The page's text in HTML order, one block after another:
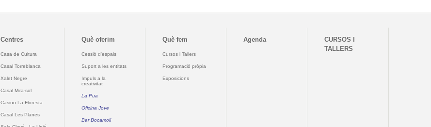
Centres
Casa de Cultura
Casal Torreblanca
Xalet Negre
Casal Mira-sol
Casino La Floresta
Casal Les Planes
Què oferim
Cessió d'espais
Suport a les entitats
Impuls a la
creativitat
La Pua
Oficina Jove
Bar Bocamoll
Què fem
Cursos i Tallers
Programació pròpia
Exposicions
Agenda
CURSOS I
TALLERS